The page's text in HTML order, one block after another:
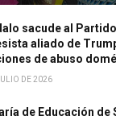
sacude al
aliado de
de abuso
DE 2026
de Educación de